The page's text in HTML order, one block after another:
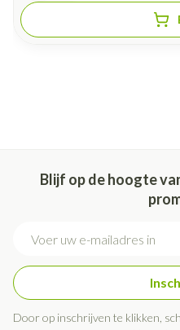
Blijf op de hoogte
Door op inschrijven te klikken,